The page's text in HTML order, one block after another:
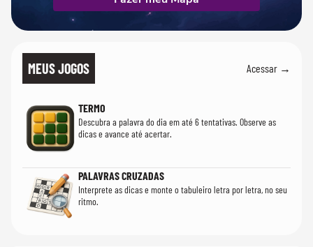
MEUS JOGOS Acessar →
TERMO
Descubra a palavra do dia em até 6 tentativas. Observe as
dicas e avance até acertar.
PALAVRAS CRUZADAS
Interprete as dicas e monte o tabuleiro letra por letra, no seu
ritmo.